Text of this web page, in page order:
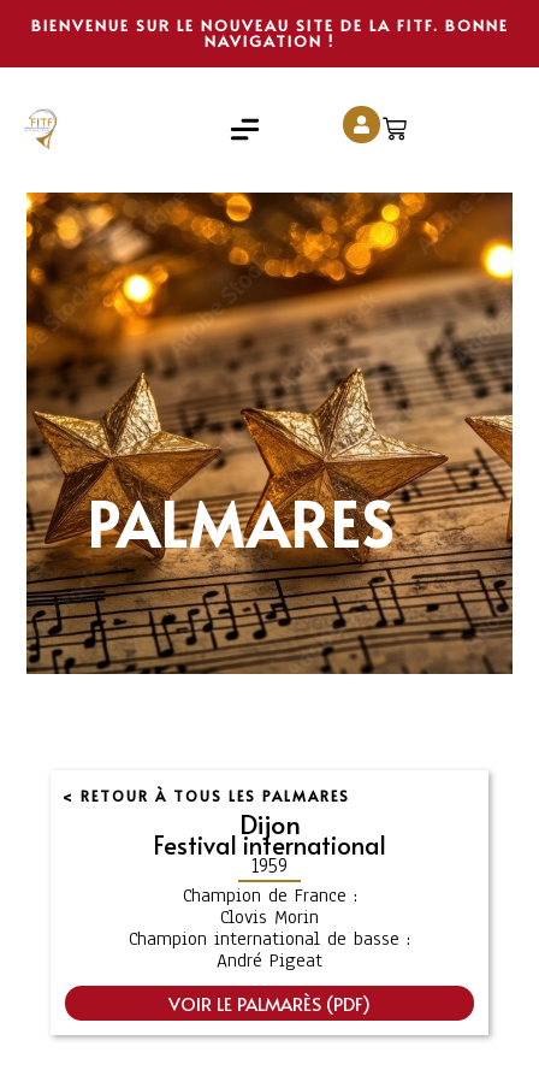
BIENVENUE SUR LE NOUVEAU SITE DE LA FITF. BONNE
NAVIGATION !
PALMARES
< RETOUR À TOUS LES PALMARES
Dijon
Festival international
1959
Champion de France :
Clovis Morin
Champion international de basse :
André Pigeat
VOIR LE PALMARÈS (PDF)